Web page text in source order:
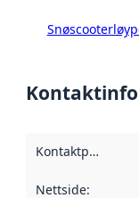
Kontaktpunkt
Nettside: